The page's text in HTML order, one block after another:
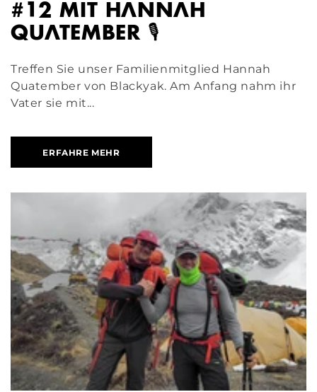
#12 MIT HANNAH
QUATEMBER 🎙️
Treffen Sie unser Familienmitglied Hannah
Quatember von Blackyak. Am Anfang nahm ihr
Vater sie mit...
ERFAHRE MEHR